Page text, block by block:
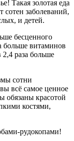
Такая золотая еда
сотен заболеваний,
и детей.
бесценного
больше витаминов
раза больше
сотни
всё самое ценное
обязаны красотой
костями,
рудокопами!